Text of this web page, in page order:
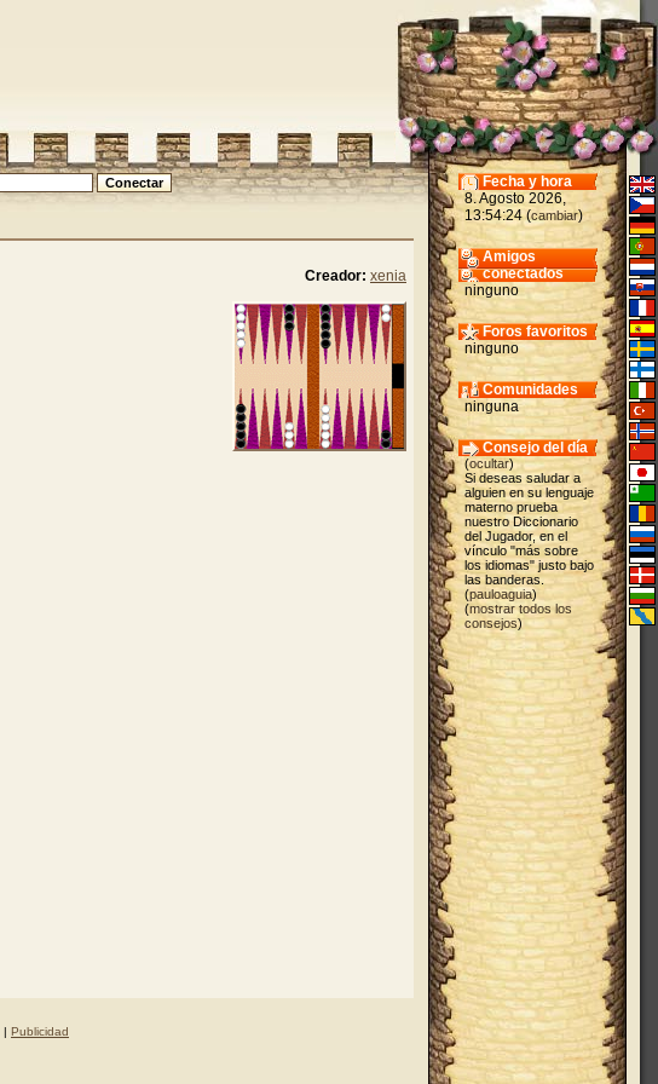
Creador: xenia
| Publicidad
Fecha y hora
8. Agosto 2026,
13:54:24 (cambiar)
Amigos
conectados
ninguno
Foros favoritos
ninguno
Comunidades
ninguna
Consejo del día
(ocultar)
Si deseas saludar a
alguien en su lenguaje
materno prueba
nuestro Diccionario
del Jugador, en el
vínculo "más sobre
los idiomas" justo bajo
las banderas.
(pauloaguia)
(mostrar todos los
consejos)